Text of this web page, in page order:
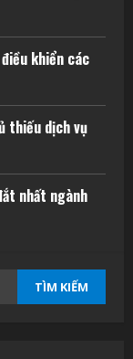
khiển các
thiếu dịch vụ
nhất ngành